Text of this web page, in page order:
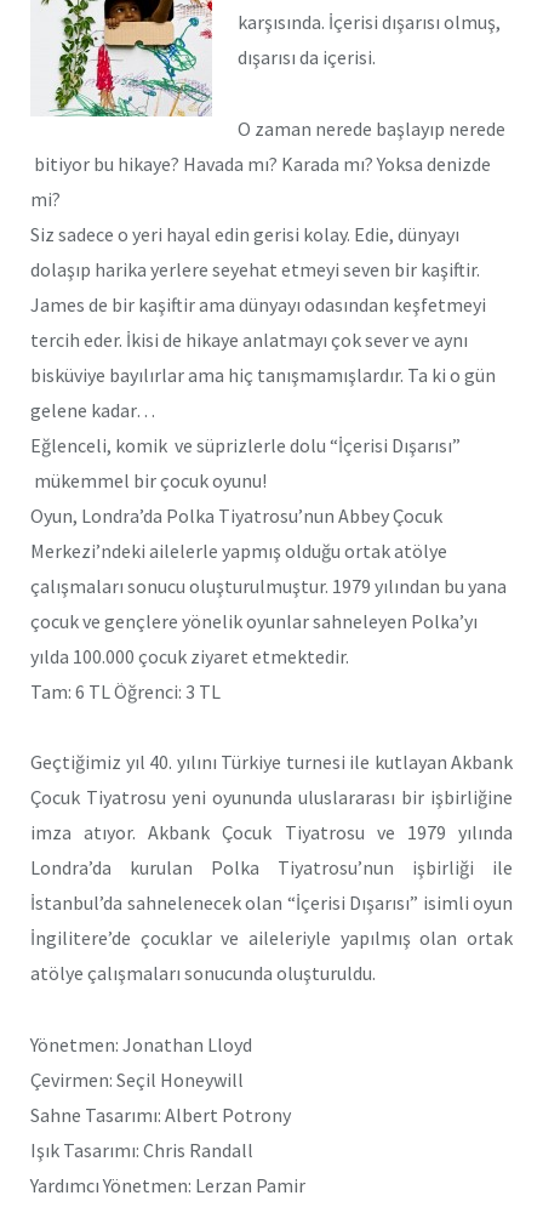
karşısında. İçerisi dışarısı olmuş,
dışarısı da içerisi.
O zaman nerede başlayıp nerede
bitiyor bu hikaye? Havada mı? Karada mı? Yoksa denizde
mi?
Siz sadece o yeri hayal edin gerisi kolay. Edie, dünyayı
dolaşıp harika yerlere seyehat etmeyi seven bir kaşiftir.
James de bir kaşiftir ama dünyayı odasından keşfetmeyi
tercih eder. İkisi de hikaye anlatmayı çok sever ve aynı
bisküviye bayılırlar ama hiç tanışmamışlardır. Ta ki o gün
gelene kadar…
Eğlenceli, komik ve süprizlerle dolu “İçerisi Dışarısı”
mükemmel bir çocuk oyunu!
Oyun, Londra’da Polka Tiyatrosu’nun Abbey Çocuk
Merkezi’ndeki ailelerle yapmış olduğu ortak atölye
çalışmaları sonucu oluşturulmuştur. 1979 yılından bu yana
çocuk ve gençlere yönelik oyunlar sahneleyen Polka’yı
yılda 100.000 çocuk ziyaret etmektedir.
Tam: 6 TL Öğrenci: 3 TL
Geçtiğimiz yıl 40. yılını Türkiye turnesi ile kutlayan Akbank
Çocuk Tiyatrosu yeni oyununda uluslararası bir işbirliğine
imza atıyor. Akbank Çocuk Tiyatrosu ve 1979 yılında
Londra’da kurulan Polka Tiyatrosu’nun işbirliği ile
İstanbul’da sahnelenecek olan “İçerisi Dışarısı” isimli oyun
İngilitere’de çocuklar ve aileleriyle yapılmış olan ortak
atölye çalışmaları sonucunda oluşturuldu.
Yönetmen: Jonathan Lloyd
Çevirmen: Seçil Honeywill
Sahne Tasarımı: Albert Potrony
Işık Tasarımı: Chris Randall
Yardımcı Yönetmen: Lerzan Pamir